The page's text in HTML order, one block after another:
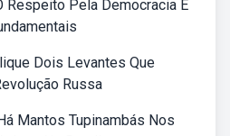
Respeito Pela Democracia E
Dois Levantes Que
Russa
Mantos Tupinambás Nos